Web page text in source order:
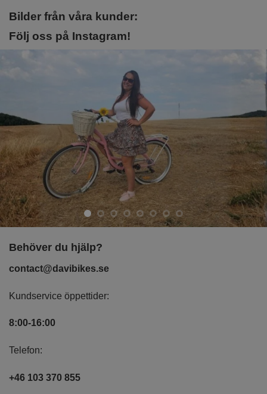
Bilder från våra kunder:
Följ oss på Instagram!
Behöver du hjälp?
contact@davibikes.se
Kundservice öppettider:
8:00-16:00
Telefon:
+46 103 370 855